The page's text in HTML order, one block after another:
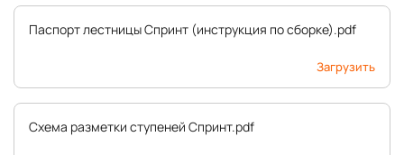
Паспорт лестницы Спринт (инструкция по сборке).pdf
Загрузить
Схема разметки ступеней Спринт.pdf